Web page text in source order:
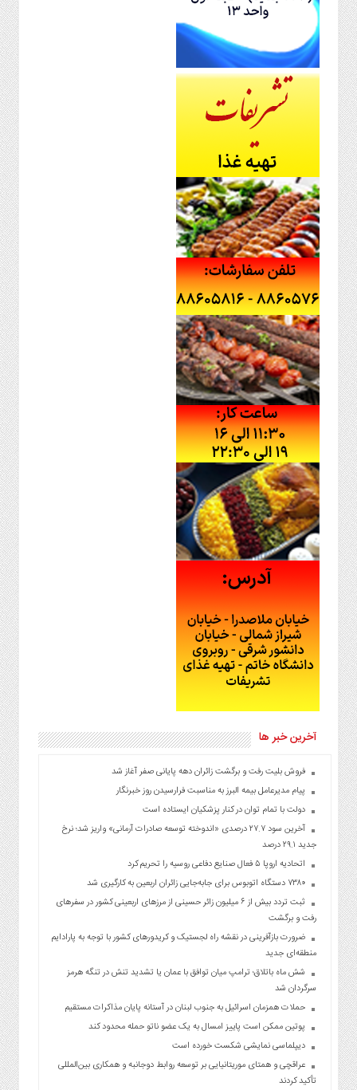
آخرین خبر ها
فروش بلیت رفت و برگشت زائران دهه پایانی صفر آغاز شد
پیام مدیرعامل بیمه البرز به مناسبت فرارسیدن روز خبرنگار
دولت با تمام توان در کنار پزشکیان ایستاده است
آخرین سود ۲۷.۷ درصدی «اندوخته توسعه صادرات آرمانی» واریز شد؛ نرخ
جدید ۲۹.۱ درصد
اتحادیه اروپا ۵ فعال صنایع دفاعی روسیه را تحریم کرد
۷۳۸۰ دستگاه اتوبوس برای جابه‌جایی زائران اربعین به‌ کارگیری شد
ثبت تردد بیش از ۶ میلیون زائر حسینی از مرزهای اربعینی کشور در سفرهای
رفت و برگشت
ضرورت بازآفرینی در نقشه راه لجستیک و کریدورهای کشور با توجه به پارادایم
منطقه‌ای جدید
شش ماه باتلاق؛ ترامپ میان توافق با عمان یا تشدید تنش در تنگه هرمز
سرگردان شد
حملات همزمان اسرائیل به جنوب لبنان در آستانه پایان مذاکرات مستقیم
پوتین ممکن است پاییز امسال به یک عضو ناتو حمله محدود کند
دیپلماسی نمایشی شکست خورده است
عراقچی و همتای موریتانیایی بر توسعه روابط دوجانبه و همکاری بین‌المللی
تأکید کردند